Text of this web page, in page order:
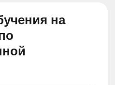
на